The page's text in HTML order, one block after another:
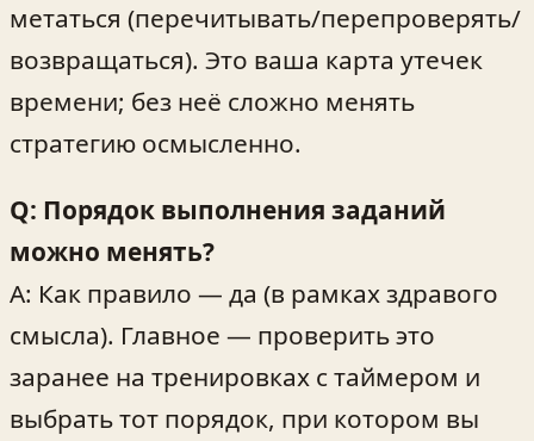
метаться (перечитывать/перепроверять/
возвращаться). Это ваша карта утечек
времени; без неё сложно менять
стратегию осмысленно.
Q: Порядок выполнения заданий
можно менять?
A: Как правило — да (в рамках здравого
смысла). Главное — проверить это
заранее на тренировках с таймером и
выбрать тот порядок, при котором вы